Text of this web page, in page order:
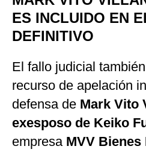
ES INCLUIDO EN
DEFINITIVO
El fallo judicial
recurso de apelación
defensa de Mark Vito
exesposo de Keiko
empresa MVV Bienes